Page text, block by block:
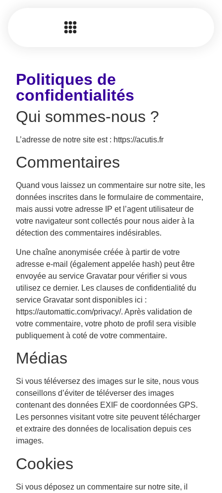
Politiques de
confidentialités
Qui sommes-nous ?
L’adresse de notre site est : https://acutis.fr
Commentaires
Quand vous laissez un commentaire sur notre site, les
données inscrites dans le formulaire de commentaire,
mais aussi votre adresse IP et l’agent utilisateur de
votre navigateur sont collectés pour nous aider à la
détection des commentaires indésirables.
Une chaîne anonymisée créée à partir de votre
adresse e-mail (également appelée hash) peut être
envoyée au service Gravatar pour vérifier si vous
utilisez ce dernier. Les clauses de confidentialité du
service Gravatar sont disponibles ici :
https://automattic.com/privacy/. Après validation de
votre commentaire, votre photo de profil sera visible
publiquement à coté de votre commentaire.
Médias
Si vous téléversez des images sur le site, nous vous
conseillons d’éviter de téléverser des images
contenant des données EXIF de coordonnées GPS.
Les personnes visitant votre site peuvent télécharger
et extraire des données de localisation depuis ces
images.
Cookies
Si vous déposez un commentaire sur notre site, il